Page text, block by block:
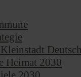
Heimat 2030